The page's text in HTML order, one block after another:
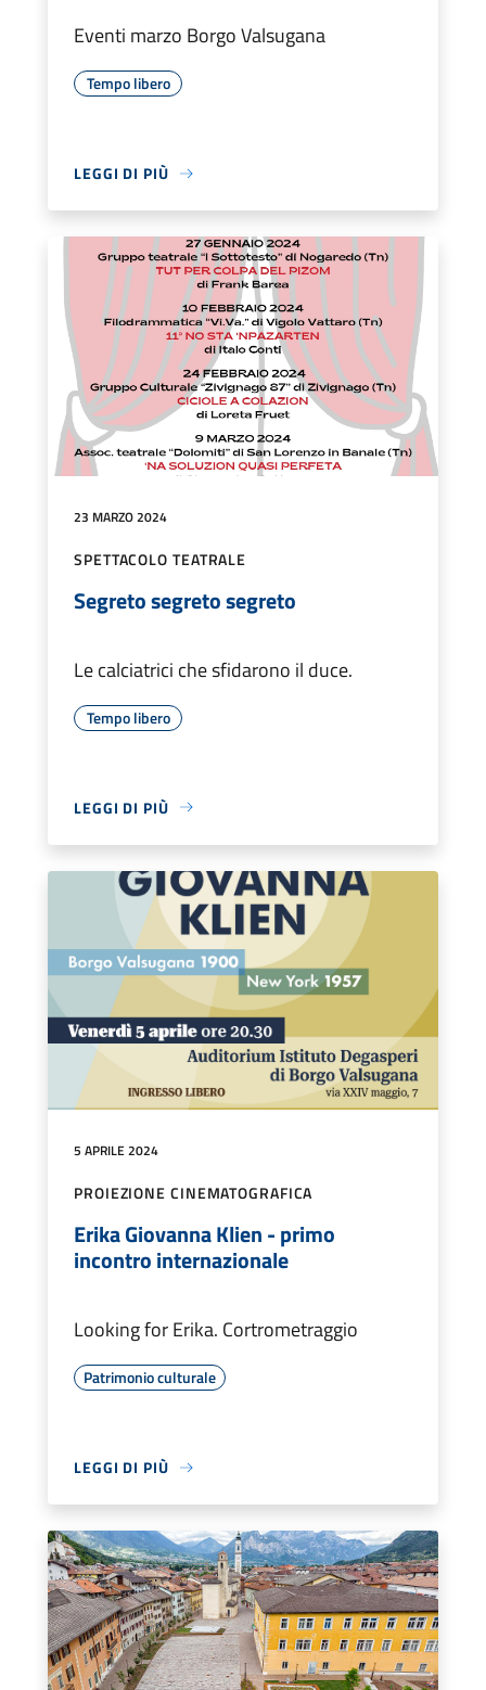
Eventi marzo Borgo Valsugana
Tempo libero
LEGGI DI PIÙ
23 MARZO 2024
SPETTACOLO TEATRALE
Segreto segreto segreto
Le calciatrici che sfidarono il duce.
Tempo libero
LEGGI DI PIÙ
5 APRILE 2024
PROIEZIONE CINEMATOGRAFICA
Erika Giovanna Klien - primo
incontro internazionale
Looking for Erika. Cortrometraggio
Patrimonio culturale
LEGGI DI PIÙ